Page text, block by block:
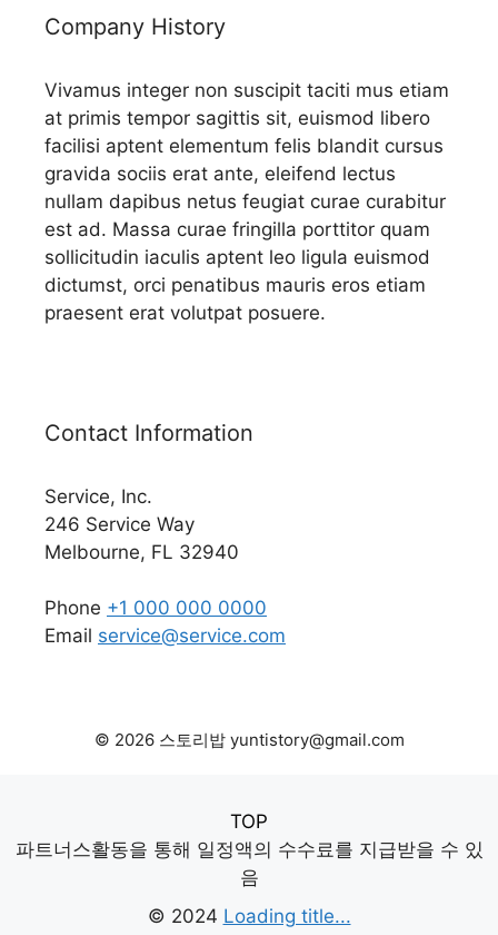
Company History
Vivamus integer non suscipit taciti mus etiam
at primis tempor sagittis sit, euismod libero
facilisi aptent elementum felis blandit cursus
gravida sociis erat ante, eleifend lectus
nullam dapibus netus feugiat curae curabitur
est ad. Massa curae fringilla porttitor quam
sollicitudin iaculis aptent leo ligula euismod
dictumst, orci penatibus mauris eros etiam
praesent erat volutpat posuere.
Contact Information
Service, Inc.
246 Service Way
Melbourne, FL 32940
Phone +1 000 000 0000
Email service@service.com
© 2026 스토리밥 yuntistory@gmail.com
TOP
파트너스활동을 통해 일정액의 수수료를 지급받을 수 있
음
© 2024 Loading title...